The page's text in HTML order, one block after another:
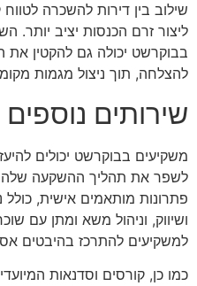
שילוב בין דירות להשכרה לטווח
ליצור זרם הכנסות יציב יותר.
בבוקרשט יכולה גם להקטין את
להצלחה, תוך ניצול מגמות
שירותים
משקיעים בבוקרשט יכולים
לשפר את תהליך ההשקעה
פתרונות מותאמים אישית, כולל
ושיווק, וניהול משא ומתן עם
למשקיעים להתרכז בהיבטים
כמו כן, קורסים וסדנאות